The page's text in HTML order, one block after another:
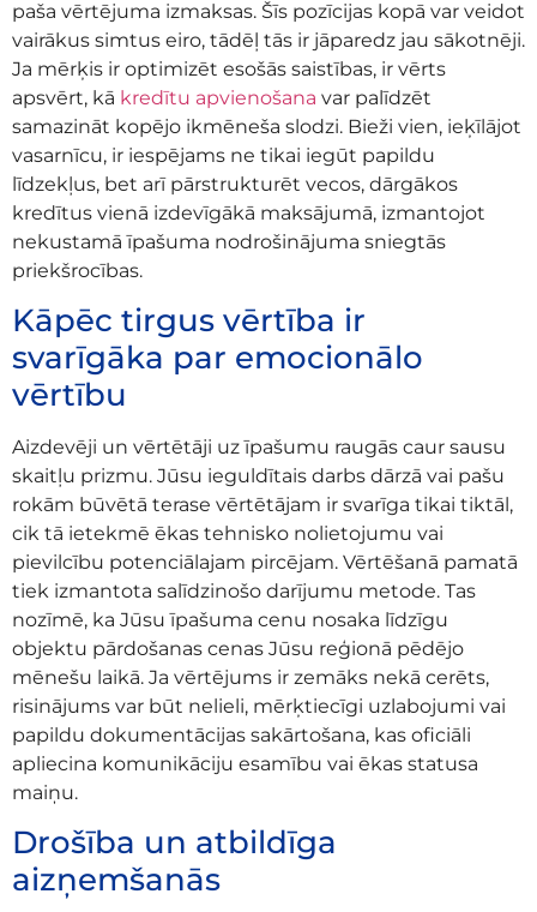
paša vērtējuma izmaksas. Šīs pozīcijas kopā var veidot
vairākus simtus eiro, tādēļ tās ir jāparedz jau sākotnēji.
Ja mērķis ir optimizēt esošās saistības, ir vērts
apsvērt, kā kredītu apvienošana var palīdzēt
samazināt kopējo ikmēneša slodzi. Bieži vien, ieķīlājot
vasarnīcu, ir iespējams ne tikai iegūt papildu
līdzekļus, bet arī pārstrukturēt vecos, dārgākos
kredītus vienā izdevīgākā maksājumā, izmantojot
nekustamā īpašuma nodrošinājuma sniegtās
priekšrocības.
Kāpēc tirgus vērtība ir
svarīgāka par emocionālo
vērtību
Aizdevēji un vērtētāji uz īpašumu raugās caur sausu
skaitļu prizmu. Jūsu ieguldītais darbs dārzā vai pašu
rokām būvētā terase vērtētājam ir svarīga tikai tiktāl,
cik tā ietekmē ēkas tehnisko nolietojumu vai
pievilcību potenciālajam pircējam. Vērtēšanā pamatā
tiek izmantota salīdzinošo darījumu metode. Tas
nozīmē, ka Jūsu īpašuma cenu nosaka līdzīgu
objektu pārdošanas cenas Jūsu reģionā pēdējo
mēnešu laikā. Ja vērtējums ir zemāks nekā cerēts,
risinājums var būt nelieli, mērķtiecīgi uzlabojumi vai
papildu dokumentācijas sakārtošana, kas oficiāli
apliecina komunikāciju esamību vai ēkas statusa
maiņu.
Drošība un atbildīga
aizņemšanās